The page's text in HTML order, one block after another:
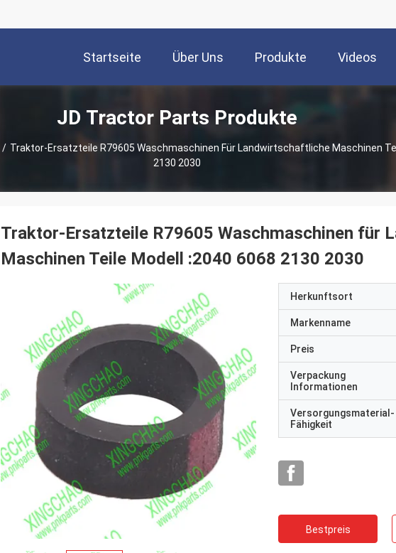
Startseite Über Uns Produkte Videos
JD Tractor Parts Produkte
/ Traktor-Ersatzteile R79605 Waschmaschinen Für Landwirtschaftliche Maschinen
2130 2030
Traktor-Ersatzteile R79605 Waschmaschinen für
Maschinen Teile Modell :2040 6068 2130 2030
Herkunftsort
Markenname
Preis
Verpackung
Informationen
Versorgungsmaterial-
Fähigkeit
Bestpreis